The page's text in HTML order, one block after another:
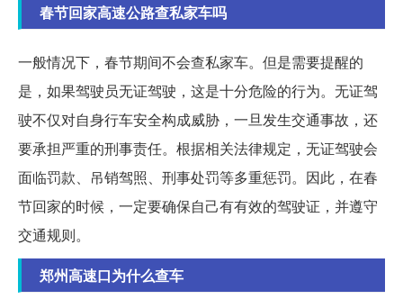
春节回家高速公路查私家车吗
一般情况下，春节期间不会查私家车。但是需要提醒的
是，如果驾驶员无证驾驶，这是十分危险的行为。无证驾
驶不仅对自身行车安全构成威胁，一旦发生交通事故，还
要承担严重的刑事责任。根据相关法律规定，无证驾驶会
面临罚款、吊销驾照、刑事处罚等多重惩罚。因此，在春
节回家的时候，一定要确保自己有有效的驾驶证，并遵守
交通规则。
郑州高速口为什么查车